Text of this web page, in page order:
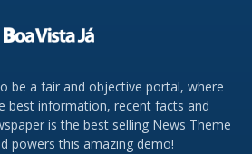
be a fair and objective portal, where
best information, recent facts and
is the best selling News Theme
powers this amazing demo!